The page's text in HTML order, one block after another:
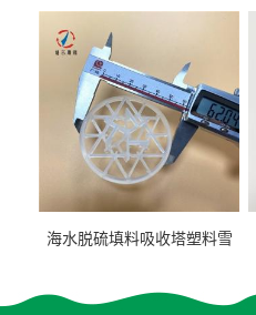
海水脱硫填料吸收塔塑料雪